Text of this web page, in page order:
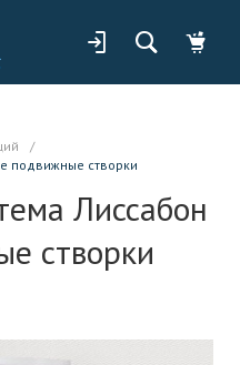
/
подвижные створки
Лиссабон
створки